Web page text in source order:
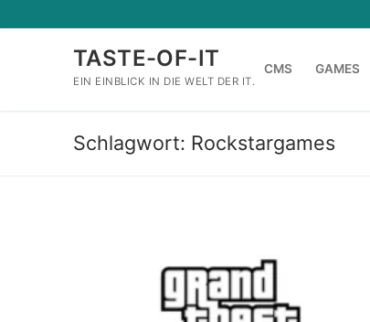
Inhalt
TASTE-OF-IT
EIN EINBLICK IN DIE WELT DER IT.
CMS GAMES
Schlagwort: Rockstargames